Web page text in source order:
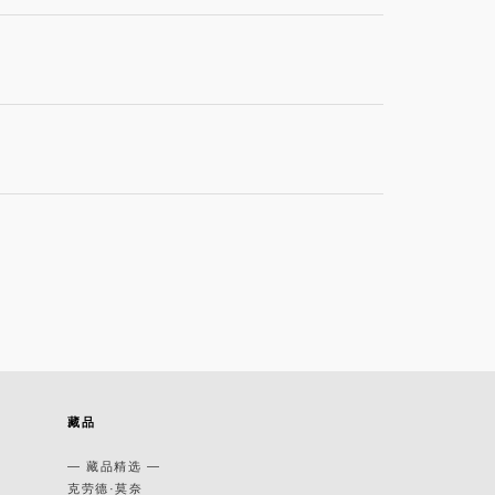
藏品
— 藏品精选 —
克劳德·莫奈